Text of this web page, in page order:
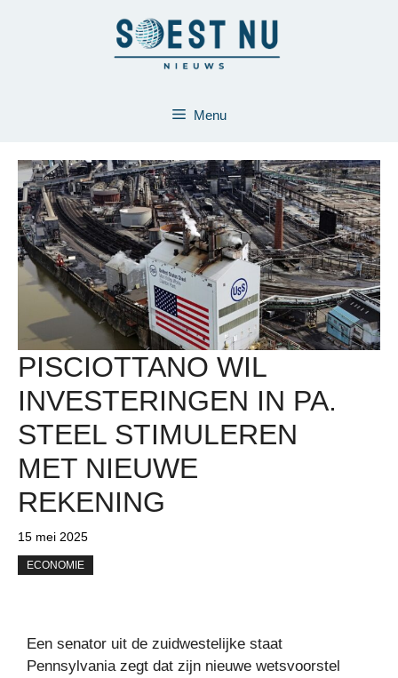
Menu
PISCIOTTANO WIL
INVESTERINGEN IN PA.
STEEL STIMULEREN
MET NIEUWE
REKENING
15 mei 2025
ECONOMIE
Een senator uit de zuidwestelijke staat
Pennsylvania zegt dat zijn nieuwe wetsvoorstel